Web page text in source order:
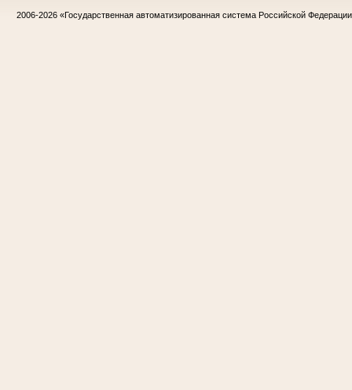
2006-2026 «Государственная автоматизированная система Российской